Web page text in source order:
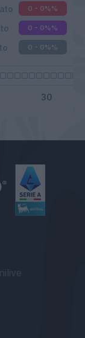
0 - 0%%
0 - 0%%
0 - 0%%